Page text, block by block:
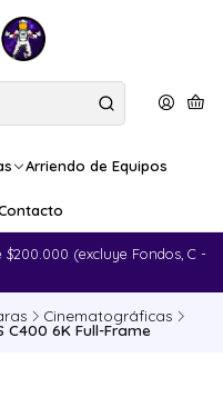
Arriendo de Equipos
(excluye Fondos, C -
Cinematográficas
C400 6K Full-Frame